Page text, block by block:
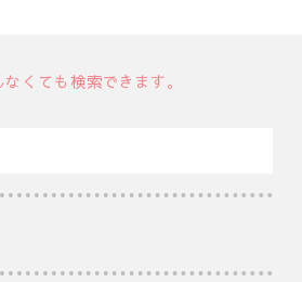
くても検索できます。